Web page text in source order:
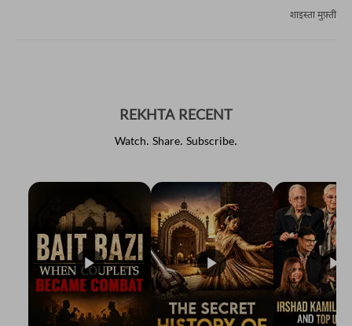
शाइस्ता मुफ़्ती
REKHTA RECENT
Watch. Share. Subscribe.